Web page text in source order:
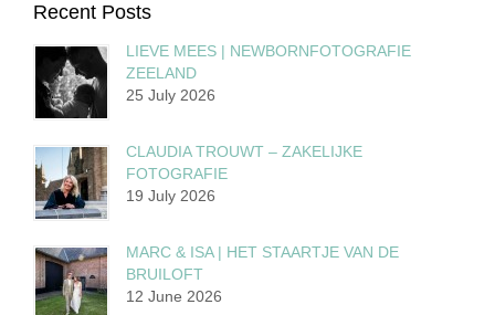
Recent Posts
LIEVE MEES | NEWBORNFOTOGRAFIE
ZEELAND
25 July 2026
CLAUDIA TROUWT – ZAKELIJKE
FOTOGRAFIE
19 July 2026
MARC & ISA | HET STAARTJE VAN DE
BRUILOFT
12 June 2026